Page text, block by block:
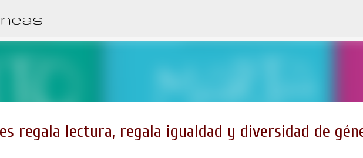
regala lectura, regala igualdad y diversidad de